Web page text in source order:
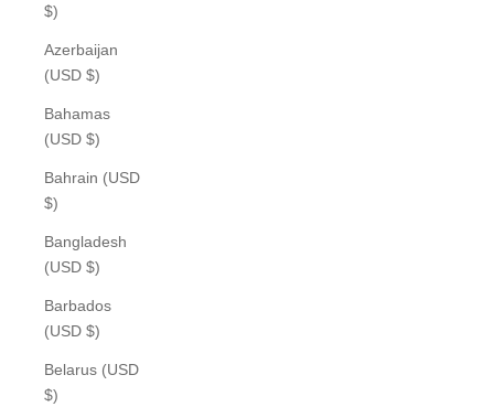
$)
Azerbaijan
(USD $)
Bahamas
(USD $)
Bahrain (USD
$)
Bangladesh
(USD $)
Barbados
(USD $)
Belarus (USD
$)